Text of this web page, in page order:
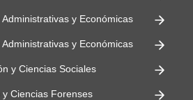
y Económicas
y Económicas
y Ciencias Sociales
Ciencias Forenses